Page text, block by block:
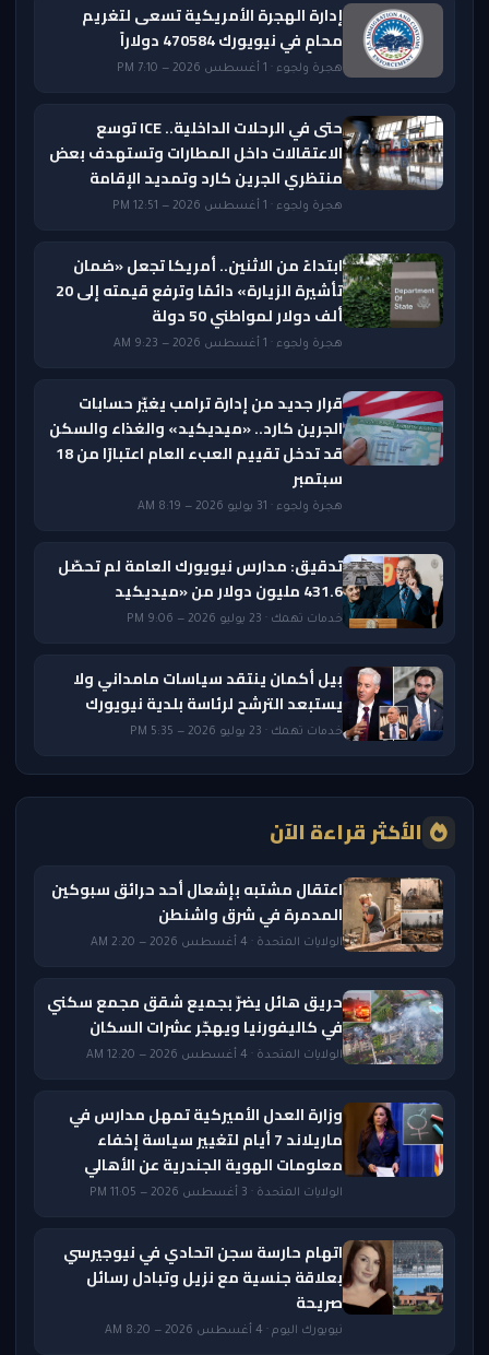
إدارة الهجرة الأمريكية تسعى لتغريم
محامٍ في نيويورك 470584 دولاراً
هجرة ولجوء · 1 أغسطس 2026 — 7:10 PM
حتى في الرحلات الداخلية.. ICE توسع
الاعتقالات داخل المطارات وتستهدف بعض
منتظري الجرين كارد وتمديد الإقامة
هجرة ولجوء · 1 أغسطس 2026 — 12:51 PM
ابتداءً من الاثنين.. أمريكا تجعل «ضمان
تأشيرة الزيارة» دائمًا وترفع قيمته إلى 20
ألف دولار لمواطني 50 دولة
هجرة ولجوء · 1 أغسطس 2026 — 9:23 AM
قرار جديد من إدارة ترامب يغيّر حسابات
الجرين كارد.. «ميديكيد» والغذاء والسكن
قد تدخل تقييم العبء العام اعتبارًا من 18
سبتمبر
هجرة ولجوء · 31 يوليو 2026 — 8:19 AM
تدقيق: مدارس نيويورك العامة لم تحصّل
431.6 مليون دولار من «ميديكيد
خدمات تهمك · 23 يوليو 2026 — 9:06 PM
بيل أكمان ينتقد سياسات مامداني ولا
يستبعد الترشح لرئاسة بلدية نيويورك
خدمات تهمك · 23 يوليو 2026 — 5:35 PM
الأكثر قراءة الآن
اعتقال مشتبه بإشعال أحد حرائق سبوكين
المدمرة في شرق واشنطن
الولايات المتحدة · 4 أغسطس 2026 — 2:20 AM
حريق هائل يضرّ بجميع شقق مجمع سكني
في كاليفورنيا ويهجّر عشرات السكان
الولايات المتحدة · 4 أغسطس 2026 — 12:20 AM
وزارة العدل الأميركية تمهل مدارس في
ماريلاند 7 أيام لتغيير سياسة إخفاء
معلومات الهوية الجندرية عن الأهالي
الولايات المتحدة · 3 أغسطس 2026 — 11:05 PM
اتهام حارسة سجن اتحادي في نيوجيرسي
بعلاقة جنسية مع نزيل وتبادل رسائل
صريحة
نيويورك اليوم · 4 أغسطس 2026 — 8:20 AM